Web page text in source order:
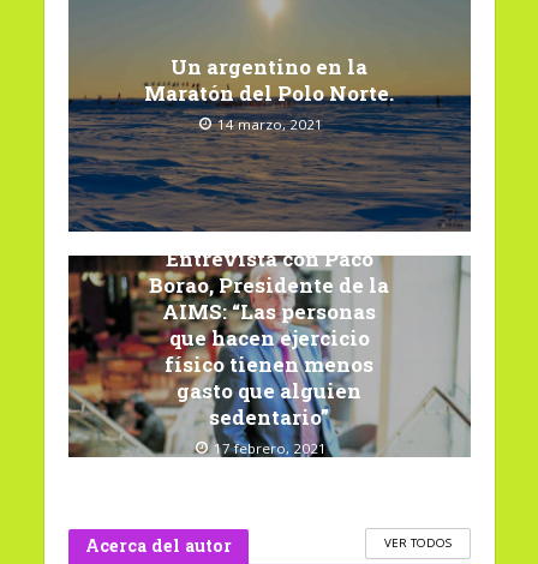
Un argentino en la
Maratón del Polo Norte.
14 marzo, 2021
Entrevista con Paco
Borao, Presidente de la
AIMS: “Las personas
que hacen ejercicio
físico tienen menos
gasto que alguien
sedentario”
17 febrero, 2021
Acerca del autor VER TODOS